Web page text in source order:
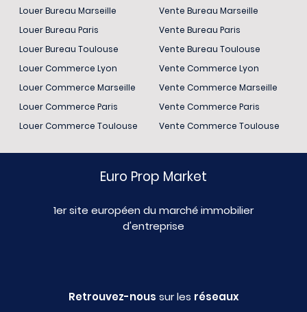
Louer Bureau Marseille
Louer Bureau Paris
Louer Bureau Toulouse
Louer Commerce Lyon
Louer Commerce Marseille
Louer Commerce Paris
Louer Commerce Toulouse
Vente Bureau Marseille
Vente Bureau Paris
Vente Bureau Toulouse
Vente Commerce Lyon
Vente Commerce Marseille
Vente Commerce Paris
Vente Commerce Toulouse
Euro Prop Market
1er site européen du marché immobilier
d'entreprise
Retrouvez-nous sur les réseaux